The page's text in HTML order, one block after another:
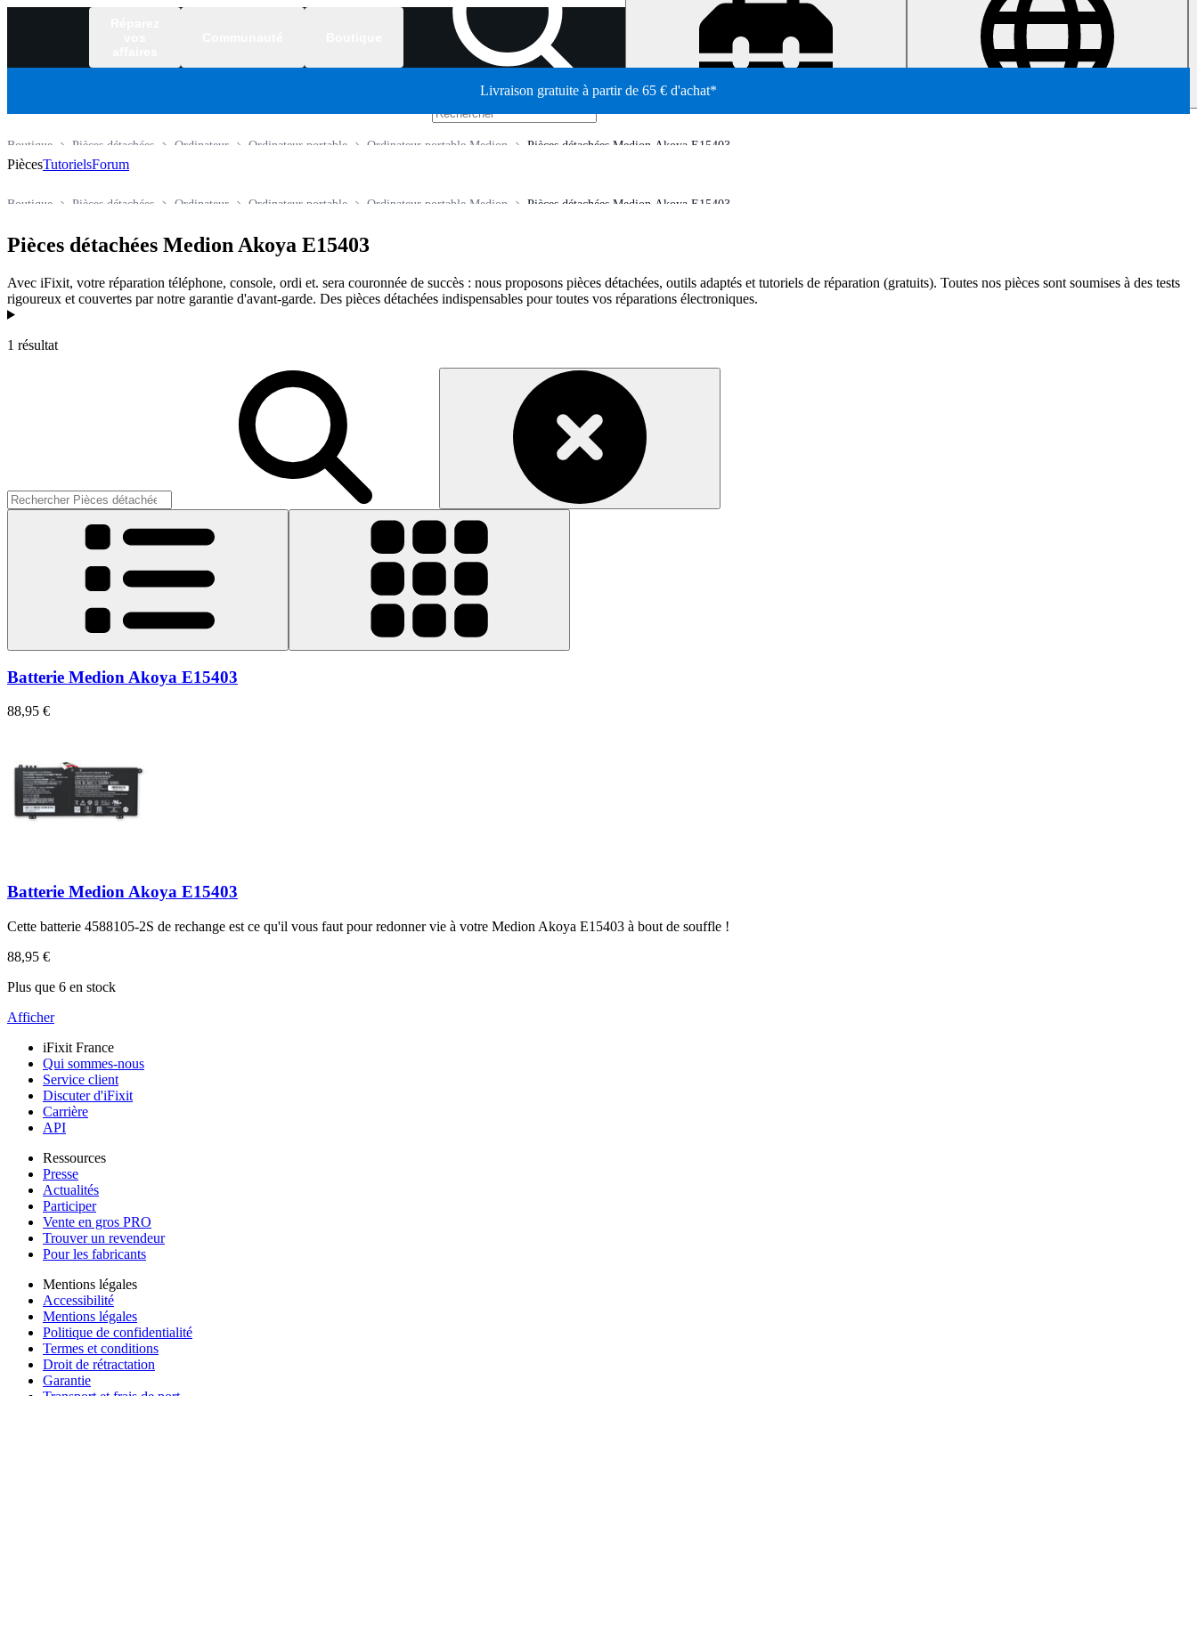
Livraison gratuite à partir de 65 € d'achat*
Pièces détachées Medion Akoya E15403
Ordinateur portable Medion
Ordinateur portable
Ordinateur
Pièces détachées
Boutique
PiècesTutorielsForum
Pièces détachées Medion Akoya E15403
Ordinateur portable Medion
Ordinateur portable
Ordinateur
Pièces détachées
Boutique
Pièces détachées Medion Akoya E15403
Avec iFixit, votre réparation téléphone, console, ordi et. sera couronnée de succès : nous proposons pièces détachées, outils adaptés et tutoriels de réparation (gratuits). Toutes nos pièces sont soumises à des tests
rigoureux et couvertes par notre garantie d'avant-garde. Des pièces détachées indispensables pour toutes vos réparations électroniques.
Produits
1 résultat
Batterie Medion Akoya E15403
88,95 €
Batterie Medion Akoya E15403
Cette batterie 4588105-2S de rechange est ce qu'il vous faut pour redonner vie à votre Medion Akoya E15403 à bout de souffle !
88,95 €
Plus que 6 en stock
Afficher
iFixit France
Qui sommes-nous
Service client
Discuter d'iFixit
Carrière
API
Ressources
Presse
Actualités
Participer
Vente en gros PRO
Trouver un revendeur
Pour les fabricants
Mentions légales
Accessibilité
Mentions légales
Politique de confidentialité
Termes et conditions
Droit de rétractation
Garantie
Transport et frais de port